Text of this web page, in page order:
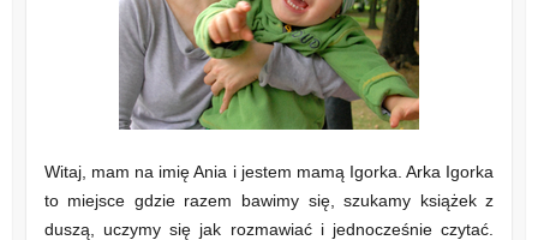
Witaj, mam na imię Ania i jestem mamą Igorka. Arka Igorka
to miejsce gdzie razem bawimy się, szukamy książek z
duszą, uczymy się jak rozmawiać i jednocześnie czytać.